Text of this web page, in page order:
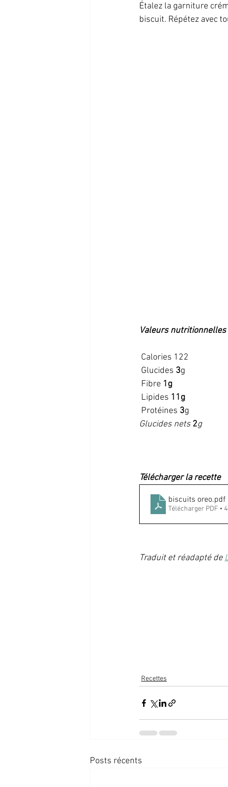
Étalez la garniture
biscuit. Répétez avec
Valeurs
Calories 122
Glucides 3g
Fibre 1g
Lipides 11g
Protéines 3g
Glucides nets 2g
Télécharger la recette
biscuits oreo.pdf
Télécharger PDF •
Traduit et réadapté de
Recettes
Posts récents